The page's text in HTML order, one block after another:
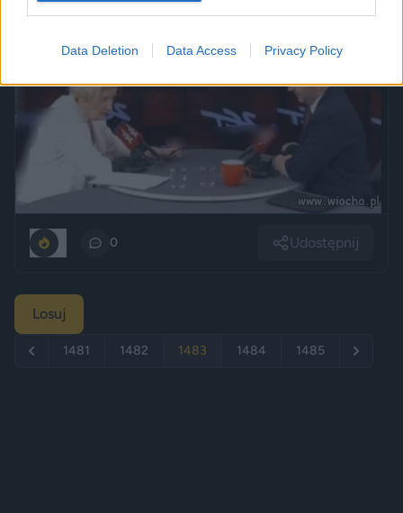
Data Deletion Data Access Privacy Policy
0 Udostępnij
Losuj
1481 1482 1483 1484 1485